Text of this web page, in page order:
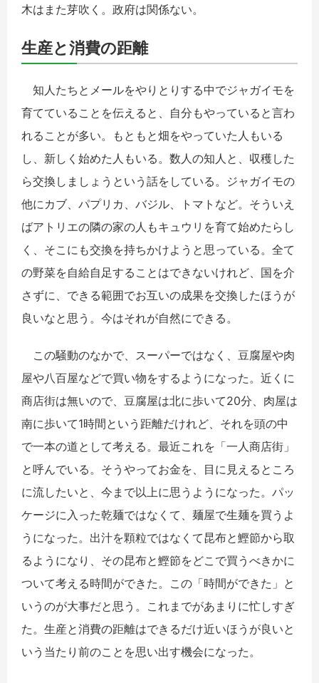
木はまた芽吹く。政府は関係ない。
生産と消費の距離
知人たちとメールをやりとりする中でジャガイモを
育てていることを伝えると、自分もやっていると言わ
れることが多い。もともと畑をやっていた人もいる
し、新しく始めた人もいる。数人の知人と、収穫した
ら交換しましょうという話をしている。ジャガイモの
他にカブ、パプリカ、バジル、トマトなど。そういえ
ばアトリエの隣の家の人もキュウリを育て始めたらし
く、そこにも交換を持ちかけようと思っている。全て
の野菜を自給自足することはできないけれど、国を介
さずに、できる範囲でお互いの成果を交換したほうが
良いなと思う。今はそれが自然にできる。
この騒動のなかで、スーパーではなく、豆腐屋や肉
屋や八百屋などで買い物をするようになった。近くに
商店街は無いので、豆腐屋は北に歩いて20分、肉屋は
南に歩いて1時間という距離だけれど、それを頭の中
で一本の道として考える。最近これを「一人商店街」
と呼んでいる。そうやってお金を、目に見えるところ
に流したいと、今まで以上に思うようになった。パッ
ケージに入った乾麺ではなくて、麺屋で生麺を買うよ
うになった。出汁を顆粒ではなくて昆布と鰹節から取
るようになり、その昆布と鰹節をどこで買うべきかに
ついて考える時間ができた。この「時間ができた」と
いうのが大事だと思う。これまでがあまりに忙しすぎ
た。生産と消費の距離はできるだけ近いほうが良いと
いう当たり前のことを思い出す機会になった。